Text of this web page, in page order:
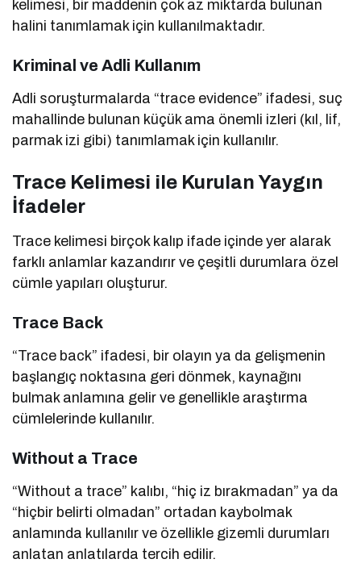
kelimesi, bir maddenin çok az miktarda bulunan
halini tanımlamak için kullanılmaktadır.
Kriminal ve Adli Kullanım
Adli soruşturmalarda “trace evidence” ifadesi, suç
mahallinde bulunan küçük ama önemli izleri (kıl, lif,
parmak izi gibi) tanımlamak için kullanılır.
Trace Kelimesi ile Kurulan Yaygın
İfadeler
Trace kelimesi birçok kalıp ifade içinde yer alarak
farklı anlamlar kazandırır ve çeşitli durumlara özel
cümle yapıları oluşturur.
Trace Back
“Trace back” ifadesi, bir olayın ya da gelişmenin
başlangıç noktasına geri dönmek, kaynağını
bulmak anlamına gelir ve genellikle araştırma
cümlelerinde kullanılır.
Without a Trace
“Without a trace” kalıbı, “hiç iz bırakmadan” ya da
“hiçbir belirti olmadan” ortadan kaybolmak
anlamında kullanılır ve özellikle gizemli durumları
anlatan anlatılarda tercih edilir.